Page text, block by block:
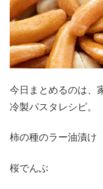
今日まとめるのは、
冷製パスタレシピ。
柿の種のラー油漬け
桜でんぶ